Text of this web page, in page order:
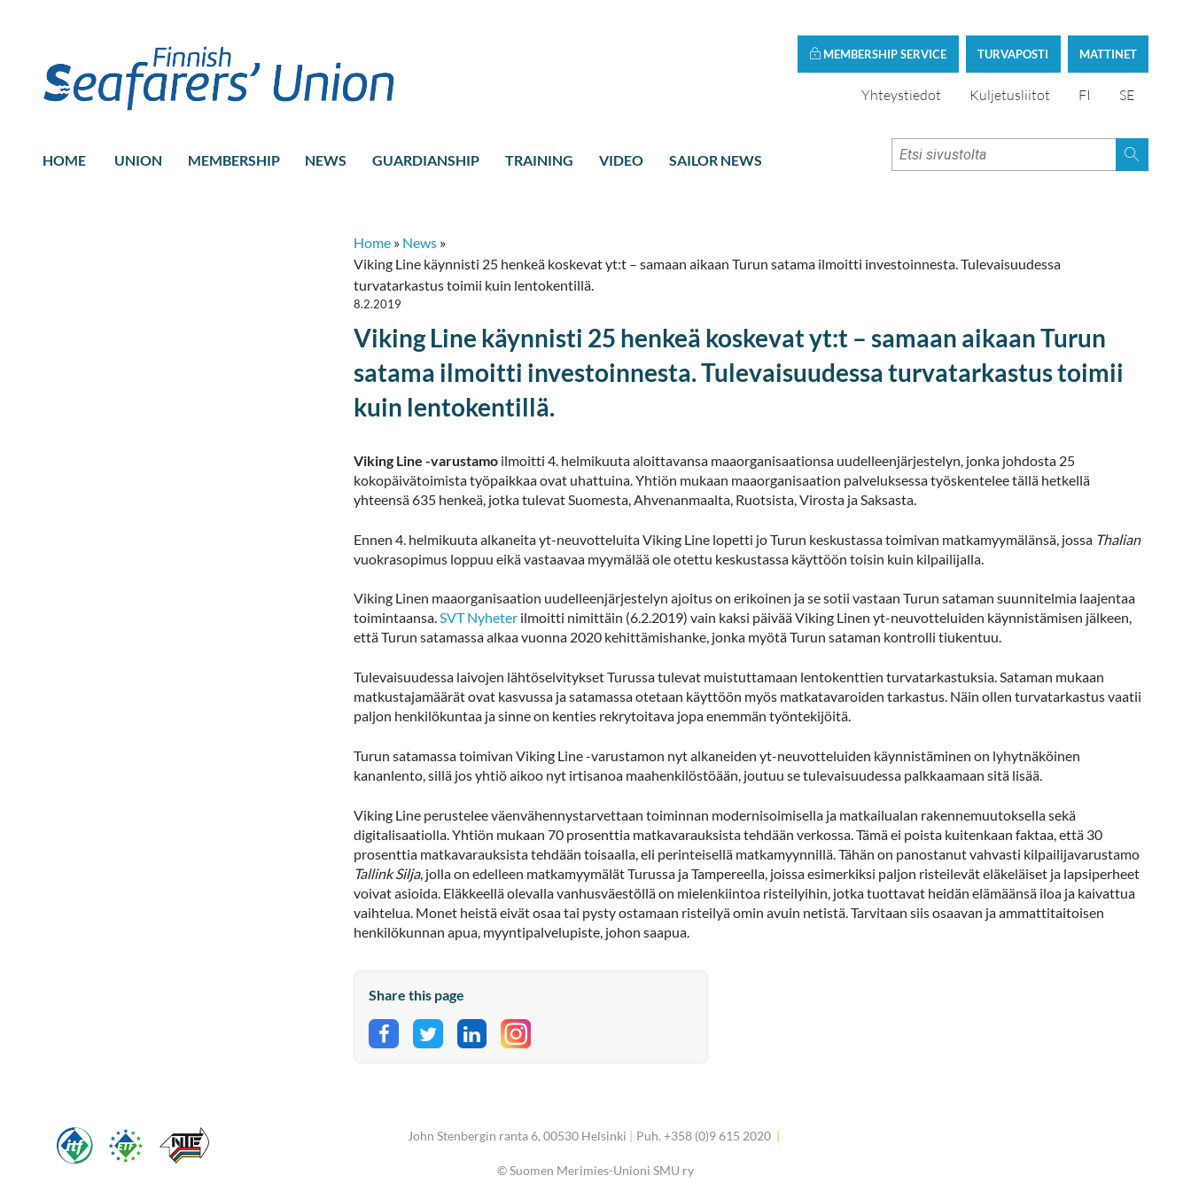
MATTINET
TURVAPOSTI
MEMBERSHIP SERVICE
Yhteystiedot Kuljetusliitot FI SE
HOME UNION MEMBERSHIP NEWS GUARDIANSHIP TRAINING VIDEO SAILOR NEWS
Home » News »
Viking Line käynnisti 25 henkeä koskevat yt:t – samaan aikaan Turun satama ilmoitti investoinnesta. Tulevaisuudessa
turvatarkastus toimii kuin lentokentillä.
8.2.2019
Viking Line käynnisti 25 henkeä koskevat yt:t – samaan aikaan Turun
satama ilmoitti investoinnesta. Tulevaisuudessa turvatarkastus toimii
kuin lentokentillä.
Viking Line -varustamo ilmoitti 4. helmikuuta aloittavansa maaorganisaationsa uudelleenjärjestelyn, jonka johdosta 25
kokopäivätoimista työpaikkaa ovat uhattuina. Yhtiön mukaan maaorganisaation palveluksessa työskentelee tällä hetkellä
yhteensä 635 henkeä, jotka tulevat Suomesta, Ahvenanmaalta, Ruotsista, Virosta ja Saksasta.
Ennen 4. helmikuuta alkaneita yt-neuvotteluita Viking Line lopetti jo Turun keskustassa toimivan matkamyymälänsä, jossa Thalian
vuokrasopimus loppuu eikä vastaavaa myymälää ole otettu keskustassa käyttöön toisin kuin kilpailijalla.
Viking Linen maaorganisaation uudelleenjärjestelyn ajoitus on erikoinen ja se sotii vastaan Turun sataman suunnitelmia laajentaa
toimintaansa.SVT Nyheter ilmoitti nimittäin (6.2.2019) vain kaksi päivää Viking Linen yt-neuvotteluiden käynnistämisen jälkeen,
että Turun satamassa alkaa vuonna 2020 kehittämishanke, jonka myötä Turun sataman kontrolli tiukentuu.
Tulevaisuudessa laivojen lähtöselvitykset Turussa tulevat muistuttamaan lentokenttien turvatarkastuksia. Sataman mukaan
matkustajamäärät ovat kasvussa ja satamassa otetaan käyttöön myös matkatavaroiden tarkastus. Näin ollen turvatarkastus vaatii
paljon henkilökuntaa ja sinne on kenties rekrytoitava jopa enemmän työntekijöitä.
Turun satamassa toimivan Viking Line -varustamon nyt alkaneiden yt-neuvotteluiden käynnistäminen on lyhytnäköinen
kananlento, sillä jos yhtiö aikoo nyt irtisanoa maahenkilöstöään, joutuu se tulevaisuudessa palkkaamaan sitä lisää.
Viking Line perustelee väenvähennystarvettaan toiminnan modernisoimisella ja matkailualan rakennemuutoksella sekä
digitalisaatiolla. Yhtiön mukaan 70 prosenttia matkavarauksista tehdään verkossa. Tämä ei poista kuitenkaan faktaa, että 30
prosenttia matkavarauksista tehdään toisaalla, eli perinteisellä matkamyynnillä. Tähän on panostanut vahvasti kilpailijavarustamo
Tallink Silja, jolla on edelleen matkamyymälät Turussa ja Tampereella, joissa esimerkiksi paljon risteilevät eläkeläiset ja lapsiperheet
voivat asioida. Eläkkeellä olevalla vanhusväestöllä on mielenkiintoa risteilyihin, jotka tuottavat heidän elämäänsä iloa ja kaivattua
vaihtelua. Monet heistä eivät osaa tai pysty ostamaan risteilyä omin avuin netistä. Tarvitaan siis osaavan ja ammattitaitoisen
henkilökunnan apua, myyntipalvelupiste, johon saapua.
Share this page
Share on Facebook
Share on Twitter
Share on LinkedIn
John Stenbergin ranta 6, 00530 Helsinki | Puh. +358 (0)9 615 2020 |
©Suomen Merimies-Unioni SMU ry